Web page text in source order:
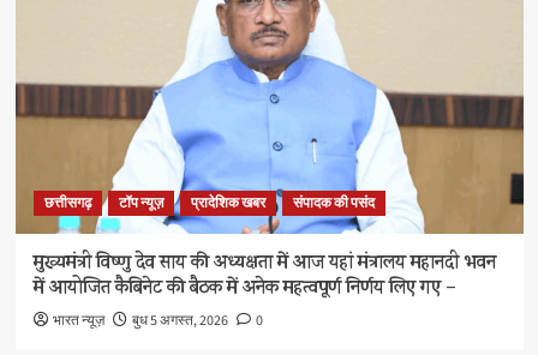
छत्तीसगढ़ टॉप न्यूज़ प्रादेशिक खबर संपादक की पसंद
मुख्यमंत्री विष्णु देव साय की अध्यक्षता में आज यहां मंत्रालय महानदी भवन
में आयोजित कैबिनेट की बैठक में अनेक महत्वपूर्ण निर्णय लिए गए –
भारत न्यूज़ बुध 5 अगस्त, 2026 0